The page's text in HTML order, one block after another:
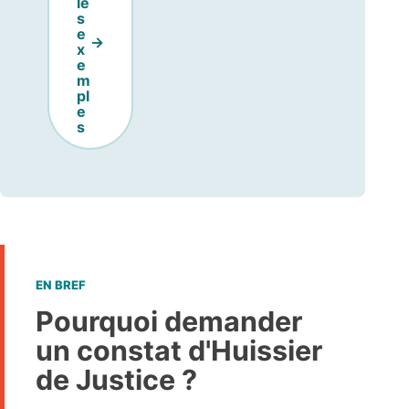
s
e
x
e
m
pl
e
s
EN BREF
Pourquoi demander
un constat d'Huissier
de Justice ?